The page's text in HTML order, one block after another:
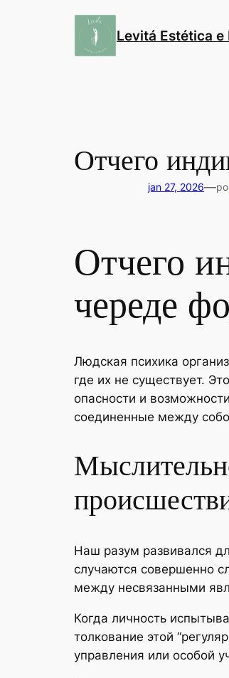
Levitá Estética e
Отчего
jan 27, 2026—
Отчего
череде
Людская психика
где их не существует.
опасности и
соединенные между
Наш разум развивался
случаются совершенно
между несвязанными
Когда личность
толкование этой
управления или особой